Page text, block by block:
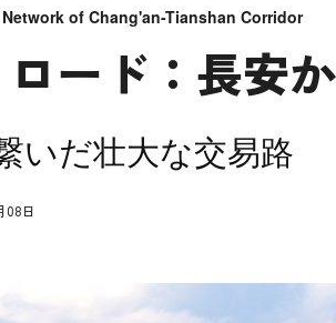
of Chang'an-Tianshan Corridor
ード：長安
いだ壮大な交易路
08日